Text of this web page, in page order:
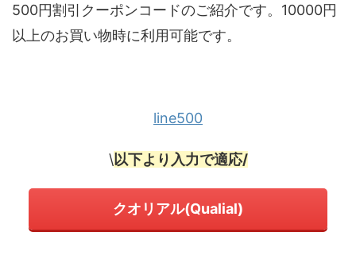
500円割引クーポンコードのご紹介です。10000円
以上のお買い物時に利用可能です。
line500
\以下より入力で適応/
クオリアル(Qualial)